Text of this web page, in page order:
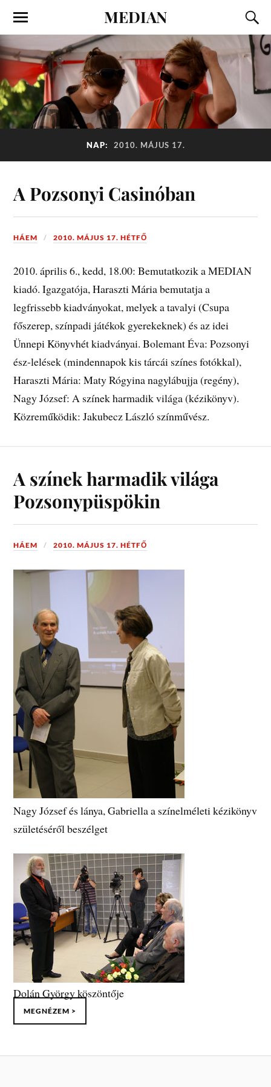
MEDIAN
NAP: 2010. MÁJUS 17.
A Pozsonyi Casinóban
HÁEM 2010. MÁJUS 17. HÉTFŐ
2010. április 6., kedd, 18.00: Bemutatkozik a MEDIAN
kiadó. Igazgatója, Haraszti Mária bemutatja a
legfrissebb kiadványokat, melyek a tavalyi (Csupa
főszerep, színpadi játékok gyerekeknek) és az idei
Ünnepi Könyvhét kiadványai. Bolemant Éva: Pozsonyi
ész-lelések (mindennapok kis tárcái színes fotókkal),
Haraszti Mária: Maty Rógyina nagylábujja (regény),
Nagy József: A színek harmadik világa (kézikönyv).
Közreműködik: Jakubecz László színművész.
A színek harmadik világa
Pozsonypüspökin
HÁEM 2010. MÁJUS 17. HÉTFŐ
Nagy József és lánya, Gabriella a színelméleti kézikönyv
születéséről beszélget
Dolán György köszöntője
MEGNÉZEM >